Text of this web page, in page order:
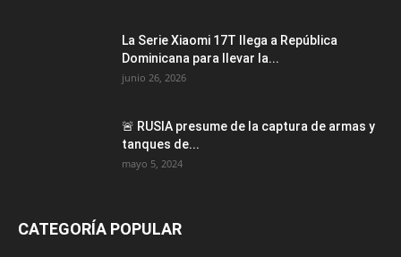
La Serie Xiaomi 17T llega a República
Dominicana para llevar la...
junio 26, 2026
🚨 RUSIA presume de la captura de armas y
tanques de...
mayo 5, 2024
CATEGORÍA POPULAR